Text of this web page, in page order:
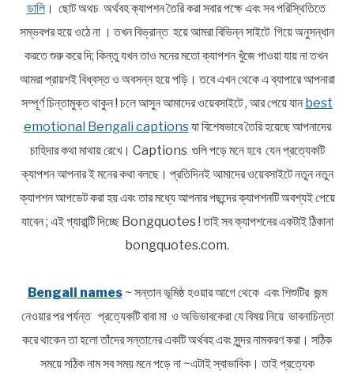
ডালি। ছোট অথচ অর্থবহ ক্যাপশন তৈরি করা সবার পক্ষে এবং সব পরিস্থিতিতে
সম্ভবপর হয়ে ওঠে না । তখন বিভ্রান্ত হয়ে আমরা বিভিন্ন সাইটে গিয়ে অনুসন্ধান
করতে শুরু করে দি; কিন্তু যখন তাও মনের মতো ক্যাপশন খুঁজে পাওয়া যায় না তখন
আমরা প্রায়শই বিধ্বস্ত ও অবসন্ন হয়ে পড়ি। তবে এখন থেকে এ ব্যাপারে আপনারা
সম্পূর্ণ চিন্তামুক্ত থাকুন ! চলে আসুন আমাদের ওয়েবসাইটে , আর পেয়ে যান best
emotional Bengali captionsযা বিশেষভাবে তৈরি হয়েছে আপনাদের
চাহিদার কথা মাথায় রেখে। Captions গুলি পড়ে মনে হবে যেন প্রত্যেকটি
ক্যাপশন আপনার ই মনের কথা বলছে। প্রতিদিনই আমাদের ওয়েবসাইটে নতুন নতুন
ক্যাপশন আপডেট করা হয় এবং তার মধ্যে আপনার পছন্দের ক্যাপশনটি অবশ্যই পেয়ে
যাবেন ; এই গ্যারান্টি দিচ্ছে Bongquotes ! তাই সব ক্যাপশনের একটাই ঠিকানা
bongquotes.com.
Bengali names~ সন্তান ভূমিষ্ঠ হওয়ার আগে থেকে এবং শিশুটির জন্ম
নেওয়ার পর পর্যন্ত প্রত্যেকটি বাবা মা ও অভিভাবকেরা যে বিষয় নিয়ে ভাবনাচিন্তা
করে থাকেন তা হলো তাঁদের সন্তানের একটি অর্থবহ এবং সুন্দর নামকরণ করা। সঠিক
সময়ে সঠিক নাম সব সময় মনে পড়ে না ~এটাই স্বাভাবিক। তাই প্রত্যেক